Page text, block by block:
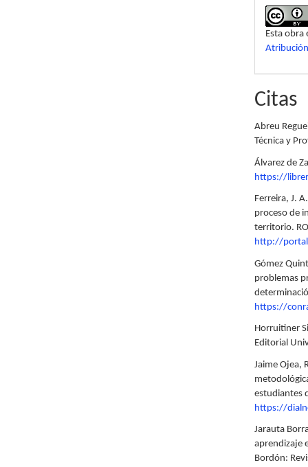
Esta obra
Citas
Abreu
Técnica y
Álvarez de
https://
Ferreira, J.
proceso de
territorio.
http://
Gómez
problemas
https://
Horruitiner
Editorial
Jaime Ojea,
estudiantes
https://
Jarauta
aprendizaje
Bordón: